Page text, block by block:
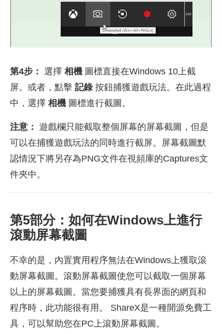
第4步： 選擇 相機 圖標直接在Windows 10上截
屏。或者，點擊 記錄按鈕捕獲遊戲玩法。在此過程
中，選擇 相機 圖標進行截圖。
注意： 遊戲欄只能截取整個屏幕的屏幕截圖，但是
可以在捕獲遊戲玩法的同時進行截屏。屏幕截圖默
認情況下將另存為PNG文件在視頻庫的Captures文
件夾中。
第5部分：如何在Windows上進行
滾動屏幕截圖
不幸的是，內置實用程序無法在Windows上獲取滾
動屏幕截圖。滾動屏幕截圖使您可以截取一個屏幕
以上的屏幕截圖。當您要捕獲具有長界面的網頁和
程序時，此功能很有用。 ShareX是一種開源免費工
具，可以幫助您在PC上滾動屏幕截圖。